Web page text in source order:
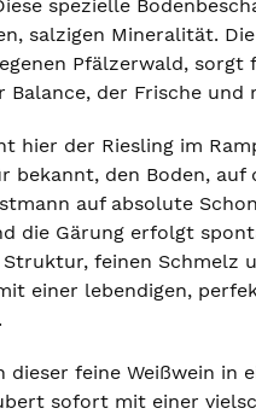
spezielle
salzigen Mineralität.
Pfälzerwald,
Balance, der Frische
hier der Riesling im
bekannt, den Boden,
auf absolute
die Gärung erfolgt
feinen Schmelz
einer lebendigen,
dieser feine Weißwein
sofort mit einer